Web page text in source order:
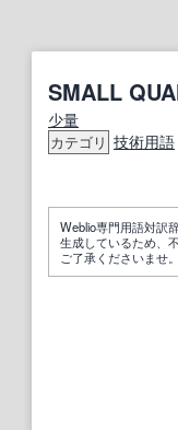
SMALL
少量
カテゴリ 技術用語
Weblio専門用語対訳
生成しているため、
ご了承くださいませ。